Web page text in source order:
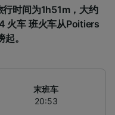
时间为1h51m，大约
火车 班火车从Poitiers
。
末班车
20:53